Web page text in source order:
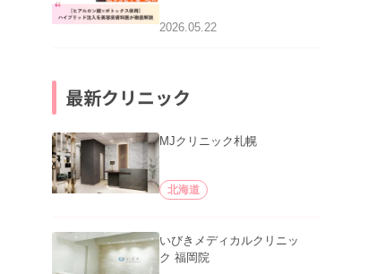
用】ハイブリッド注入を美
2026.05.22
最新クリニック
MJクリニック札幌
北海道
いびきメディカルクリニッ
ク 福岡院